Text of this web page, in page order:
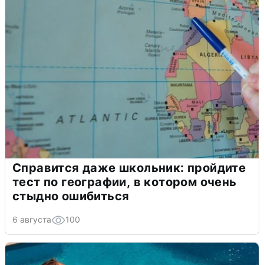
Справится даже школьник: пройдите
тест по географии, в котором очень
стыдно ошибиться
6 августа 100